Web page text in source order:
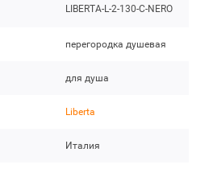
LIBERTA-L-2-130-C-NERO
перегородка душевая
для душа
Liberta
Италия